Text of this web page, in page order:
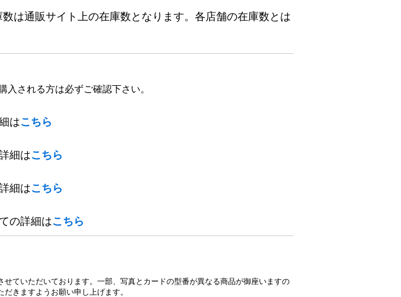
は通販サイト上の在庫数となります。各店舗の在庫数とは
入される方は必ずご確認下さい。
はこちら
細はこちら
細はこちら
の詳細はこちら
ていただいております。一部、写真とカードの型番が異なる商品が御座いますの
きますようお願い申し上げます。